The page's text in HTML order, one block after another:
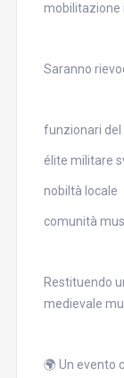
mobilitazione
Saranno
funzionari del
élite militare
nobiltà locale
comunità
Restituendo
medievale
🌍 Un evento